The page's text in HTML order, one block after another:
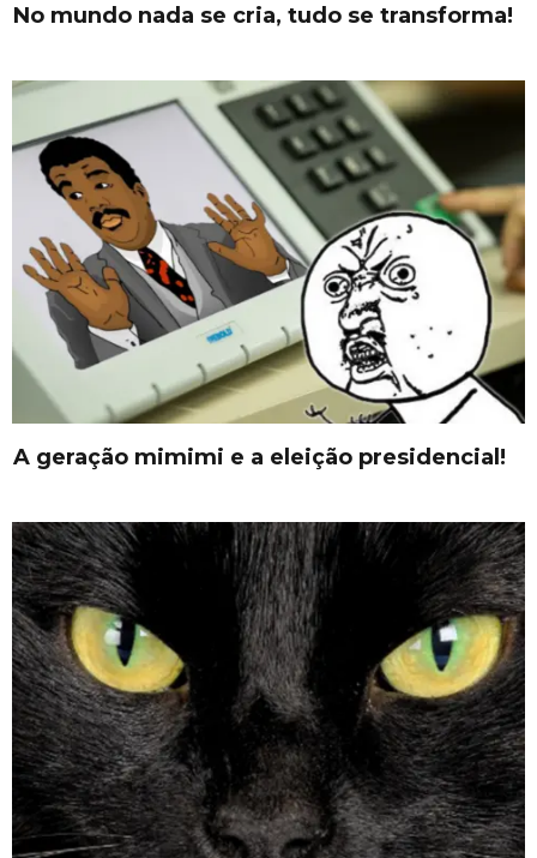
No mundo nada se cria, tudo se transforma!
A geração mimimi e a eleição presidencial!